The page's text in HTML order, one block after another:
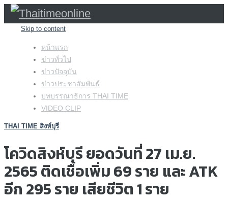
Skip to content
หน้าแรก
ข่าวทั่วไป
ข่าวปัจจุบัน
ข่าวประชาสัมพันธ์
บทบรรณาธิการ THAI TIME
VIDEO CLIP
THAI TIME สิงห์บุรี
โควิดสิงห์บุรี ยอดวันที่ 27 เม.ย.
2565 ติดเชื้อเพิ่ม 69 ราย และ ATK
อีก 295 ราย เสียชีวิต 1 ราย